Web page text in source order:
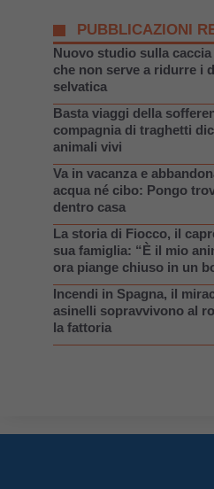
PUBBLICAZIONI
Nuovo studio sulla
che non serve a ridurre i
selvatica
Basta viaggi della
compagnia di traghetti
animali vivi
Va in vacanza e
acqua né cibo: Pongo
dentro casa
La storia di Fiocco, il
sua famiglia: “È il mio
ora piange chiuso in un
Incendi in Spagna, il
asinelli sopravvivono al
la fattoria